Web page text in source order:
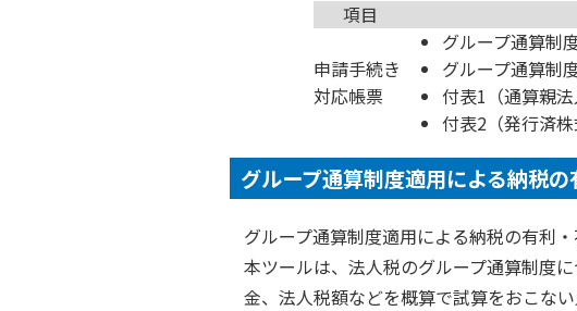
項目
申請手続き
対応帳票
グループ通算制
グループ通算制
付表1（通算親
付表2（発行済株
グループ通算制度適用による納税
グループ通算制度適用による納税の有利
本ツールは、法人税のグループ通算制度
金、法人税額などを概算で試算をおこな